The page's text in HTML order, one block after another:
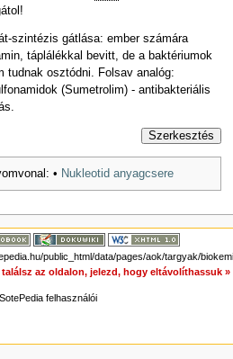
szintézis gátlása: ember számára
táplálékkal bevitt, de a baktériumok
tudnak osztódni. Folsav analóg:
(Sumetrolim) - antibakteriális
Szerkesztés
• Nukleotid anyagcsere
public_html/data/pages/aok/targyak/
az oldalon, jelezd, hogy eltávolíthassuk »
felhasználói